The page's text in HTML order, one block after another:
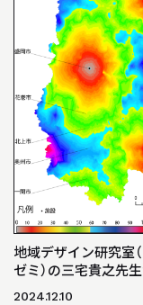
地域デザイン研究室
ゼミ）の三宅貴之先
る“建築の面白さ”
2024.12.10